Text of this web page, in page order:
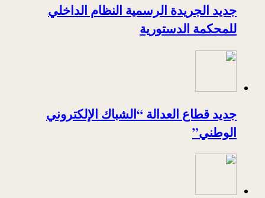
جديد الجريدة الرسمية النظام الداخلي
للمحكمة الدستورية
جديد قطاع العدالة “الشباك الإلكتروني
الوطني”